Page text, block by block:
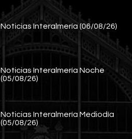
Noticias Interalmería (06/08/26)
Noticias Interalmería Noche
(05/08/26)
Noticias Interalmería Mediodía
(05/08/26)